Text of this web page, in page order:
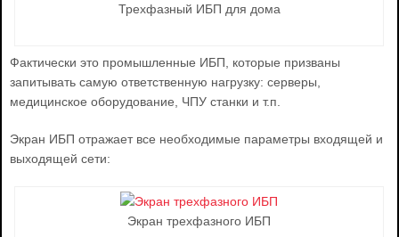
Трехфазный ИБП для дома
Фактически это промышленные ИБП, которые призваны
запитывать самую ответственную нагрузку: серверы,
медицинское оборудование, ЧПУ станки и т.п.
Экран ИБП отражает все необходимые параметры входящей и
выходящей сети:
Экран трехфазного ИБП